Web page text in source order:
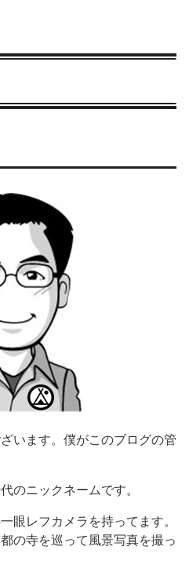
います。僕がこのブログの管
のニックネームです。
眼レフカメラを持ってます。
の寺を巡って風景写真を撮っ